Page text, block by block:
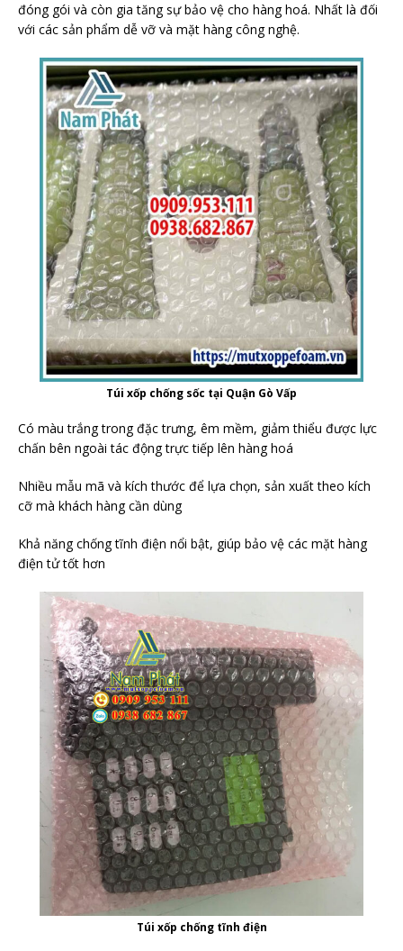
đóng gói và còn gia tăng sự bảo vệ cho hàng hoá. Nhất là đối
với các sản phẩm dễ vỡ và mặt hàng công nghệ.
Túi xốp chống sốc tại Quận Gò Vấp
Có màu trắng trong đặc trưng, êm mềm, giảm thiểu được lực
chấn bên ngoài tác động trực tiếp lên hàng hoá
Nhiều mẫu mã và kích thước để lựa chọn, sản xuất theo kích
cỡ mà khách hàng cần dùng
Khả năng chống tĩnh điện nổi bật, giúp bảo vệ các mặt hàng
điện tử tốt hơn
Túi xốp chống tĩnh điện